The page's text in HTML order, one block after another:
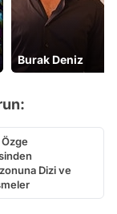
Burak Deniz
Özge
Dizi ve